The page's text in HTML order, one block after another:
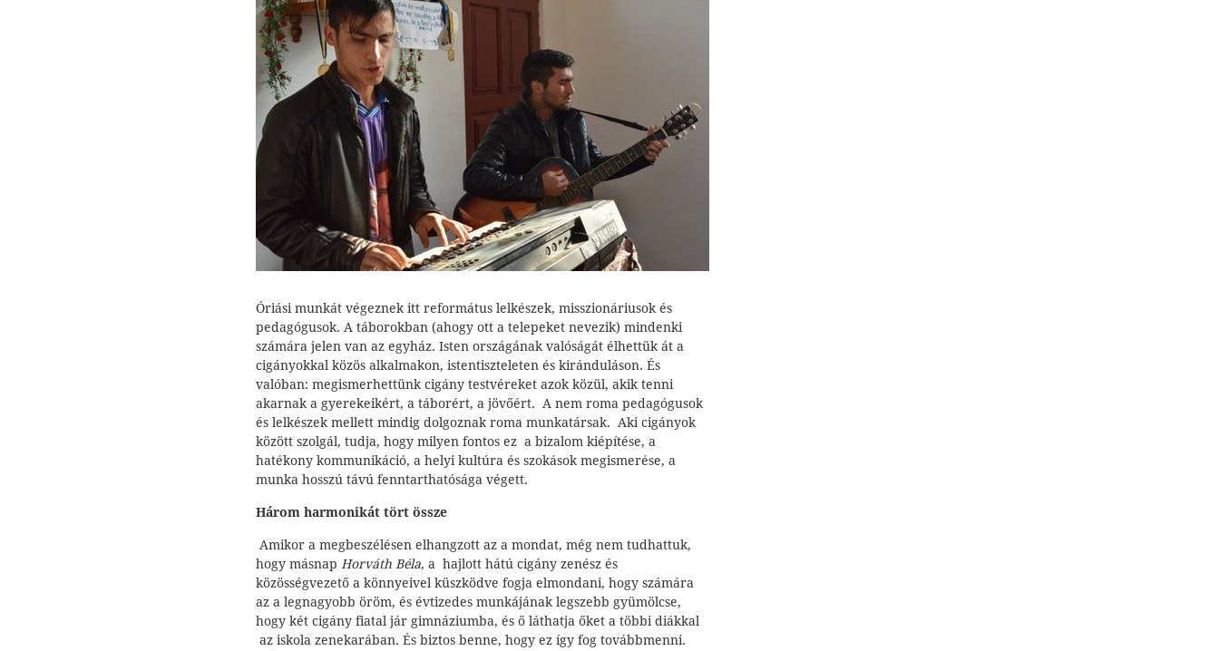
Óriási munkát végeznek itt református lelkészek, misszionáriusok és
pedagógusok. A táborokban (ahogy ott a telepeket nevezik) mindenki
számára jelen van az egyház. Isten országának valóságát élhettük át a
cigányokkal közös alkalmakon, istentiszteleten és kiránduláson. És
valóban: megismerhettünk cigány testvéreket azok közül, akik tenni
akarnak a gyerekeikért, a táborért, a jövőért. A nem roma pedagógusok
és lelkészek mellett mindig dolgoznak roma munkatársak. Aki cigányok
között szolgál, tudja, hogy milyen fontos ez a bizalom kiépítése, a
hatékony kommunikáció, a helyi kultúra és szokások megismerése, a
munka hosszú távú fenntarthatósága végett.
Három harmonikát tört össze
Amikor a megbeszélésen elhangzott az a mondat, még nem tudhattuk,
hogy másnap Horváth Béla, a hajlott hátú cigány zenész és
közösségvezető a könnyeivel küszködve fogja elmondani, hogy számára
az a legnagyobb öröm, és évtizedes munkájának legszebb gyümölcse,
hogy két cigány fiatal jár gimnáziumba, és ő láthatja őket a többi diákkal
az iskola zenekarában. És biztos benne, hogy ez így fog továbbmenni.